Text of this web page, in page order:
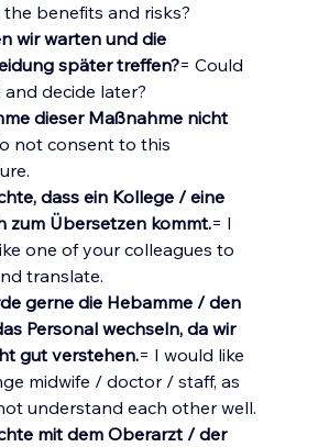
benefits and risks?
wir warten und die
später treffen?= Could
and decide later?
dieser Maßnahme nicht
not consent to this
dass ein Kollege / eine
zum Übersetzen kommt.= I
one of your colleagues to
translate.
gerne die Hebamme / den
Personal wechseln, da wir
gut verstehen.= I would like
midwife / doctor / staff, as
understand each other well.
mit dem Oberarzt / der